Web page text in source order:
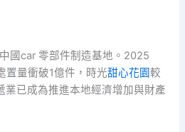
國car 零部件制造基地。2025
置量衝破1億件，時光甜心花園較
業已成為推進本地經濟增加與財產